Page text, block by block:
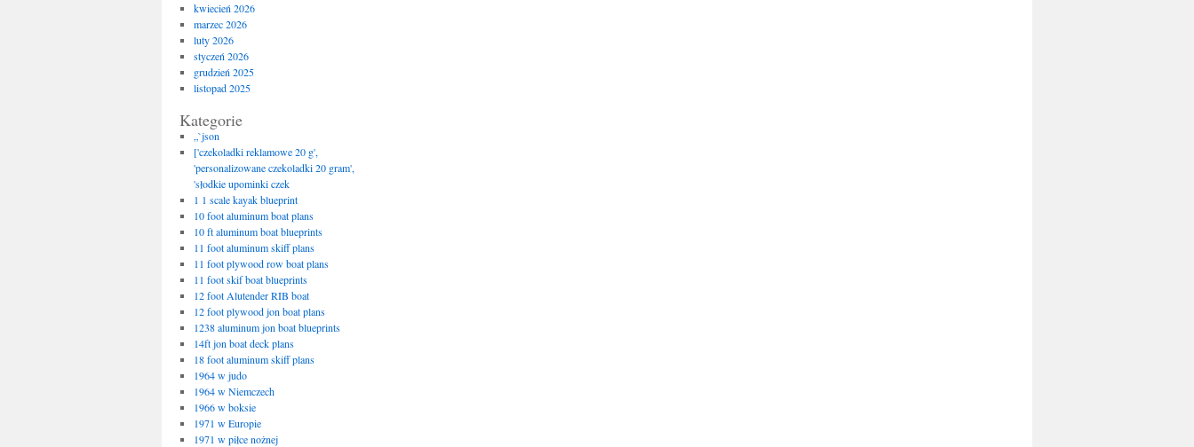
kwiecień 2026
marzec 2026
luty 2026
styczeń 2026
grudzień 2025
listopad 2025
Kategorie
„`json
['czekoladki reklamowe 20 g',
'personalizowane czekoladki 20 gram',
'słodkie upominki czek
1 1 scale kayak blueprint
10 foot aluminum boat plans
10 ft aluminum boat blueprints
11 foot aluminum skiff plans
11 foot plywood row boat plans
11 foot skif boat blueprints
12 foot Alutender RIB boat
12 foot plywood jon boat plans
1238 aluminum jon boat blueprints
14ft jon boat deck plans
18 foot aluminum skiff plans
1964 w judo
1964 w Niemczech
1966 w boksie
1971 w Europie
1971 w piłce nożnej